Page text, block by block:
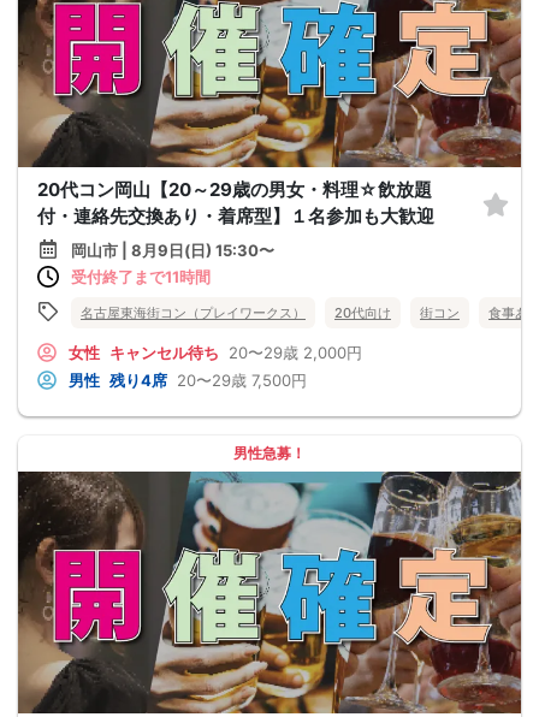
20代コン岡山【20～29歳の男女・料理☆飲放題
付・連絡先交換あり・着席型】１名参加も大歓迎
岡山市 | 8月9日(日) 15:30〜
受付終了まで11時間
名古屋東海街コン（プレイワークス） 20代向け 街コン 食事あ
女性 キャンセル待ち 20〜29歳 2,000円
男性 残り4席 20〜29歳 7,500円
男性急募！